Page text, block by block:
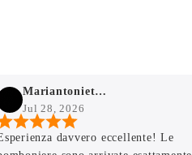
Mariantonietta Mammone
Jul 28, 2026
davvero eccellente! Le